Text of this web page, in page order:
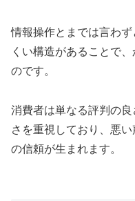
情報操作とまでは言わ
くい構造があることで
のです。
消費者は単なる評判の
さを重視しており、悪
の信頼が生まれます。